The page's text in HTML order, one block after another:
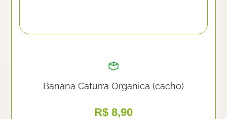
Banana Caturra Organica (cacho)
R$ 8,90